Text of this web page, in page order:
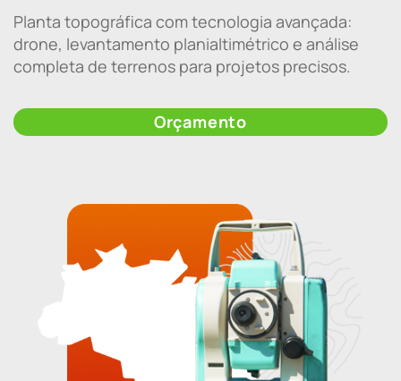
Planta topográfica com tecnologia avançada:
drone, levantamento planialtimétrico e análise
completa de terrenos para projetos precisos.
Orçamento